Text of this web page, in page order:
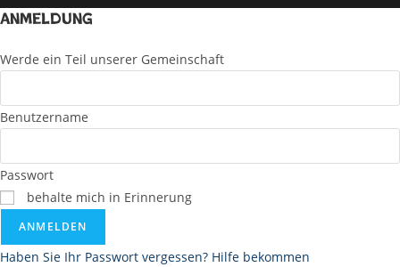
Anmeldung
Werde ein Teil unserer Gemeinschaft
Benutzername
Passwort
behalte mich in Erinnerung
ANMELDEN
Haben Sie Ihr Passwort vergessen? Hilfe bekommen